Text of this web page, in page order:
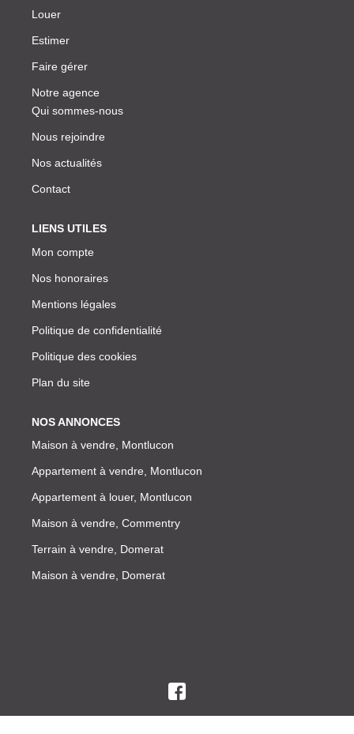
Louer
Estimer
Faire gérer
Notre agence
Qui sommes-nous
Nous rejoindre
Nos actualités
Contact
LIENS UTILES
Mon compte
Nos honoraires
Mentions légales
Politique de confidentialité
Politique des cookies
Plan du site
NOS ANNONCES
Maison à vendre, Montlucon
Appartement à vendre, Montlucon
Appartement à louer, Montlucon
Maison à vendre, Commentry
Terrain à vendre, Domerat
Maison à vendre, Domerat